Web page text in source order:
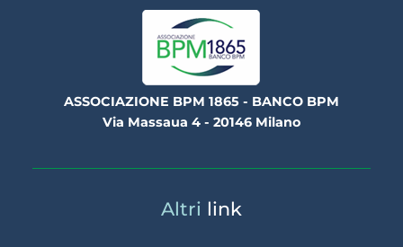
ASSOCIAZIONE BPM 1865 - BANCO BPM
Via Massaua 4 - 20146 Milano
Altri link